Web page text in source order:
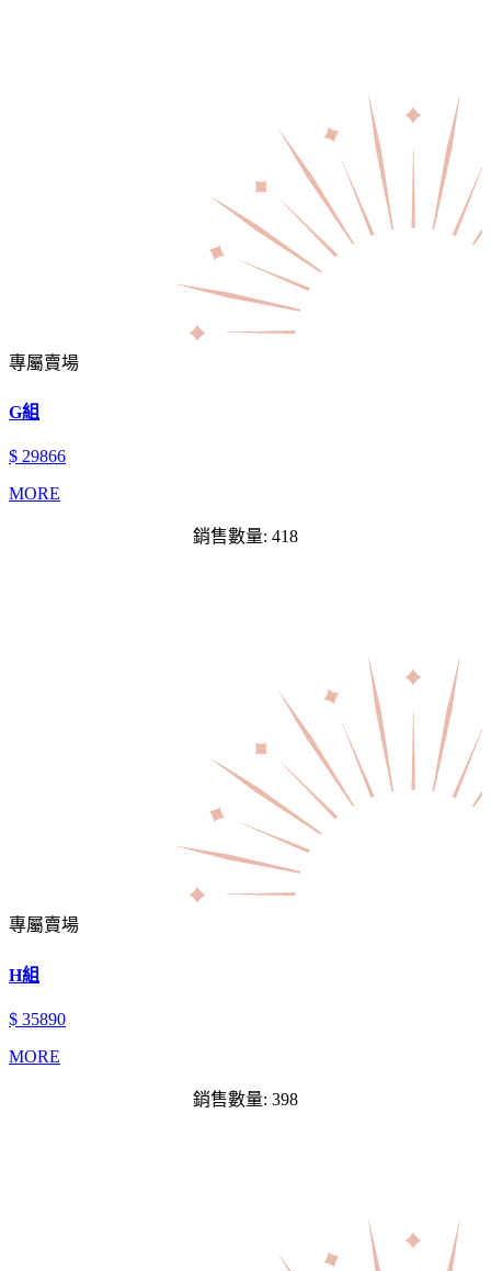
專屬賣場
G組
$ 29866
MORE
銷售數量: 418
專屬賣場
H組
$ 35890
MORE
銷售數量: 398